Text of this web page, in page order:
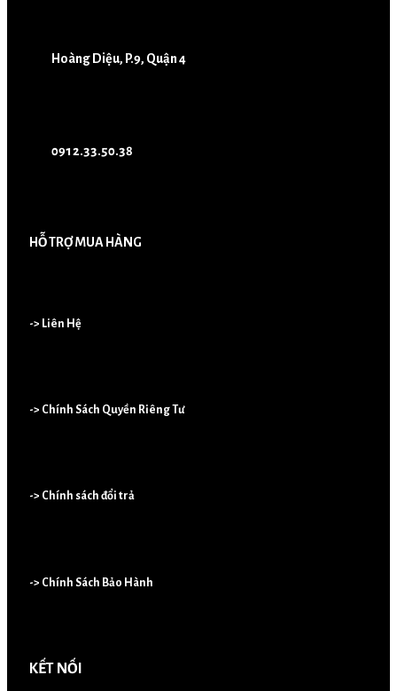
Hoàng Diệu, P.9, Quận 4
0912.33.50.38
HỖ TRỢ MUA HÀNG
-> Liên Hệ
-> Chính Sách Quyền Riêng Tư
-> Chính sách đổi trả
-> Chính Sách Bảo Hành
KẾT NỐI